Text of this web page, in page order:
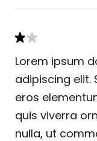
Lorem ipsum
adipiscing elit.
eros
quis viverra
nulla, ut